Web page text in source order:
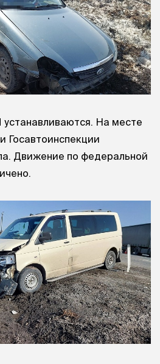
На месте
Госавтоинспекции
Движение по федеральной